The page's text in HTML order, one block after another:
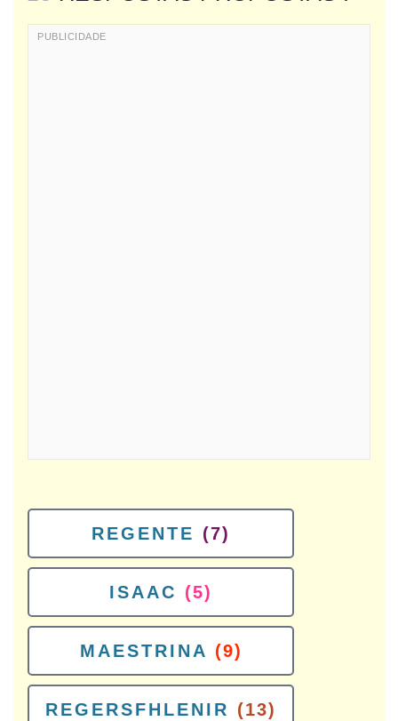
REGENTE (7)
ISAAC (5)
MAESTRINA (9)
REGERSFHLENIR (13)